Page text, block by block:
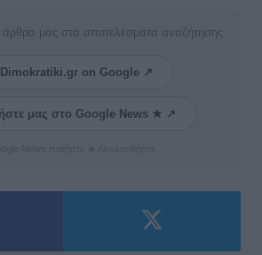
άρθρα μας στα αποτελέσματα αναζήτησης
on Google ↗
μας στο Google News ★ ↗